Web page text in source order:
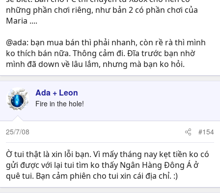
những phần chơi riêng, như bản 2 có phần chơi của
Maria ....
@ada: bạn mua bán thì phải nhanh, còn rề rà thì mình
ko thích bán nữa. Thông cảm đi. Đĩa trước bạn nhờ
mình đã down về lâu lắm, nhưng mà bạn ko hỏi.
Ada + Leon
Fire in the hole!
25/7/08 #154
Ờ tui thật là xin lỗi bạn. Vì mấy tháng nay kẹt tiền ko có
gửi được với lại tui tìm ko thấy Ngân Hàng Đông Á ở
quê tui. Bạn cảm phiên cho tui xin cái địa chỉ. :)